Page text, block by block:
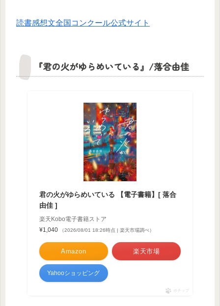
読書感想文全国コンクール公式サイト
『君の火がゆらめいている』/落合由佳
君の火がゆらめいている 【電子書籍】[ 落合
由佳 ]
楽天Kobo電子書籍ストア
¥1,040
（2026/08/01 18:26時点 | 楽天市場調べ）
Amazon 楽天市場
Yahooショッピング
ポチップ